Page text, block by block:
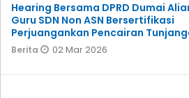
Hearing Bersama DPRD Dumai
Guru SDN Non ASN Bersertifikasi
Perjuangankan Pencairan
Berita 02 Mar 2026